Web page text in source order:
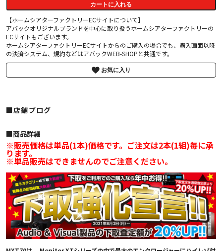
カートに入れる
【ホームシアターファクトリーECサイトについて】
アバックオリジナルブランドを中心に取り扱うホームシアターファクトリーの
ECサイトもございます。
ホームシアターファクトリーECサイトからのご購入の場合でも、購入画面以降
の決済システム、規約などはアバックWEB-SHOPと共通です。
お気に入り
■店舗ブログ
■︎商品詳細
※販売価格は単品(1本)価格です。ご注文は2本(1組)毎に承
ります。
※単品販売はできませんのでご注意ください。